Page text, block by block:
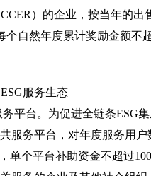
）的企业，按当年的
个自然年度累计奖励金额不
服务生态
务平台。为促进全链条ESG
服务平台，对年度服务用
单个平台补助资金不超过